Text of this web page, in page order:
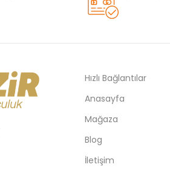
Hızlı Bağlantılar
Anasayfa
Mağaza
Blog
İletişim